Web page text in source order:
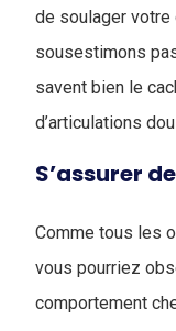
de soulager votre
sousestimons
savent bien le
d’articulations
S’assurer
Comme tous les
vous pourriez
comportement